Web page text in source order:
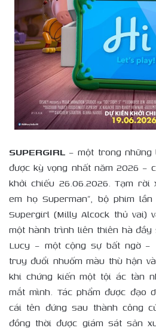
SUPERGIRL – một trong
được kỳ vọng nhất năm 2026 –
khởi chiếu 26.06.2026. Tạm rời
em họ Superman”, bộ phim
Supergirl (Milly Alcock thủ vai)
một hành trình liên thiên hà
Lucy – một cộng sự bất ngờ –
truy đuổi nhuốm màu thù hận
khi chứng kiến một tội ác tàn
mắt mình. Tác phẩm được đạo
cái tên đứng sau thành công
đồng thời được giám sát sản